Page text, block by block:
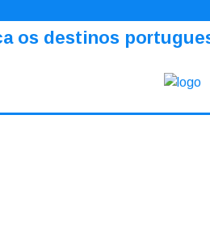
os destinos